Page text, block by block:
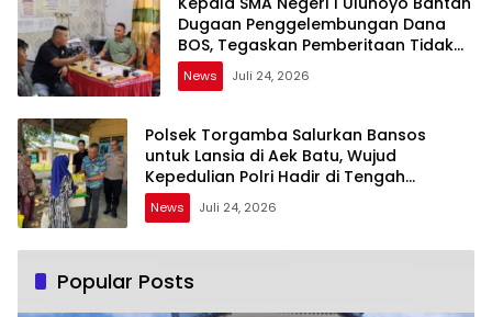
Dugaan Penggelembungan Dana
BOS, Tegaskan Pemberitaan Tidak
Benar
News Juli 24, 2026
Polsek Torgamba Salurkan Bansos
untuk Lansia di Aek Batu, Wujud
Kepedulian Polri Hadir di Tengah
Masyarakat
News Juli 24, 2026
Popular Posts